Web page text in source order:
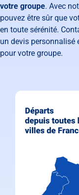
votre groupe. Avec
pouvez être sûr que
en toute sérénité.
un devis personnalisé
pour votre groupe.